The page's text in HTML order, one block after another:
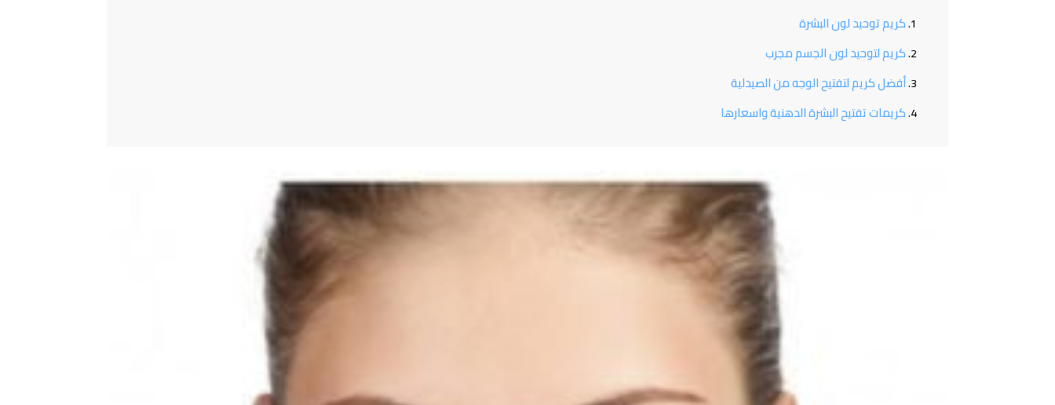
كريم توحيد لون البشرة
كريم لتوحيد لون الجسم مجرب
أفضل كريم لتفتيح الوجه من الصيدلية
كريمات تفتيح البشرة الدهنية واسعارها